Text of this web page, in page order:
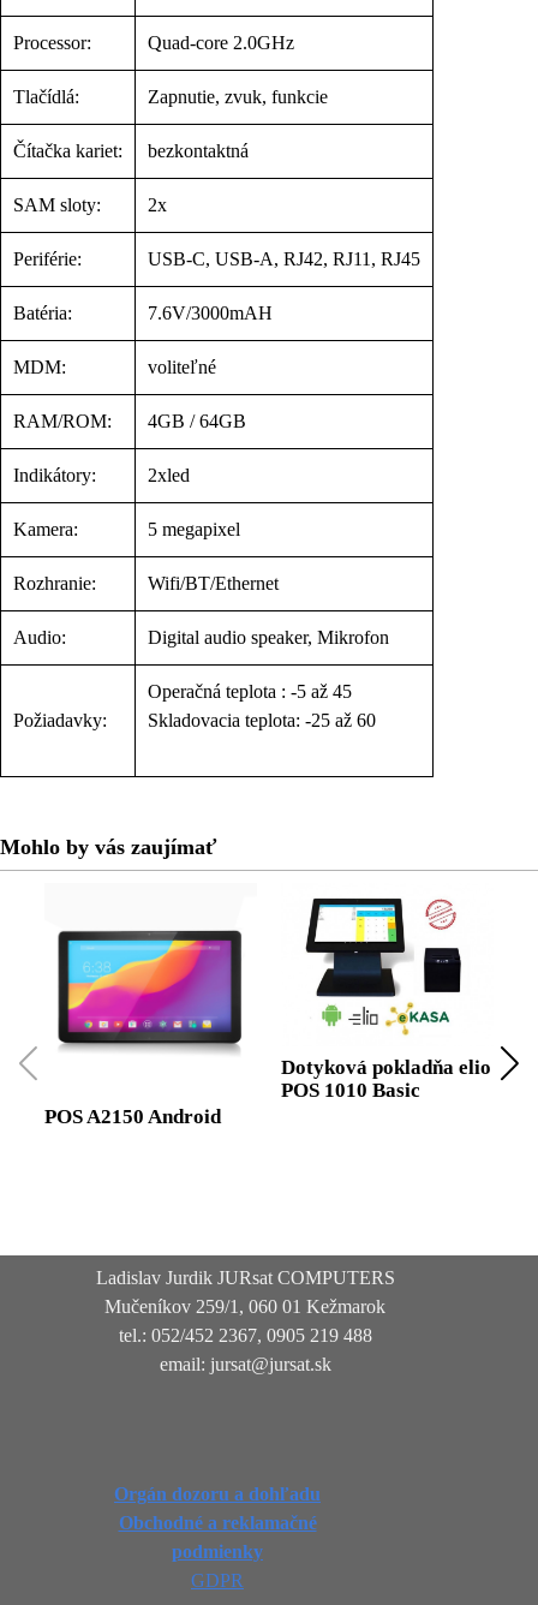
Processor: Quad-core 2.0GHz
Tlačídlá: Zapnutie, zvuk, funkcie
Čítačka kariet: bezkontaktná
SAM sloty: 2x
Periférie: USB-C, USB-A, RJ42, RJ11, RJ45
Batéria: 7.6V/3000mAH
MDM: voliteľné
RAM/ROM: 4GB / 64GB
Indikátory: 2xled
Kamera: 5 megapixel
Rozhranie: Wifi/BT/Ethernet
Audio: Digital audio speaker, Mikrofon
Požiadavky:
Operačná teplota : -5 až 45
Skladovacia teplota: -25 až 60
Mohlo by vás zaujímať
POS A2150 Android
Dotyková pokladňa elio
POS 1010 Basic
Ladislav Jurdik JURsat COMPUTERS
Mučeníkov 259/1, 060 01 Kežmarok
tel.: 052/452 2367, 0905 219 488
email: jursat@jursat.sk
Orgán dozoru a dohľadu
Obchodné a reklamačné
podmienky
GDPR